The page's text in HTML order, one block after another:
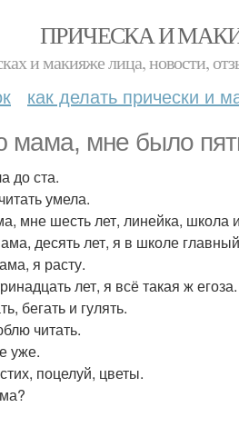
ПРИЧЕСКА И
и макияже лица, новости,
как делать прически и
мне было
до ста.
умела.
мне шесть лет, линейка, школа
десять лет, я в школе
я расту.
лет, я всё такая ж егоза.
бегать и гулять.
читать.
уже.
поцелуй, цветы.